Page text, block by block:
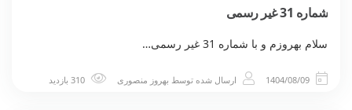
شماره 31 غیر رسمی
سلام بهروزم و با شماره 31 غیر رسمی…
1404/08/09 ارسال شده توسط بهروز منصوری